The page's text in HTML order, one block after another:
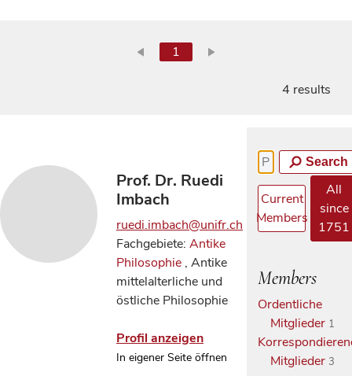
1
4 results
Prof. Dr. Ruedi
Imbach
ruedi.imbach@unifr.ch
Fachgebiete: Antike
Philosophie , Antike
mittelalterliche und
östliche Philosophie
Profil anzeigen
In eigener Seite öffnen
Search
Current
Members
All
since
1751
Members
Ordentliche
Mitglieder 1
Mitglieder 3